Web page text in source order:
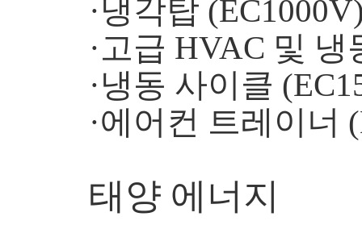
·냉각탑
·고급 HVAC 및
·냉동 사이클
·에어컨 트레이너
태양 에너지